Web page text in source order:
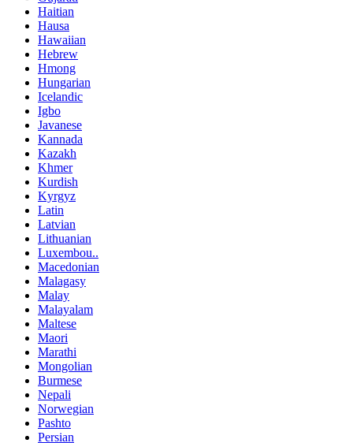
Haitian
Hausa
Hawaiian
Hebrew
Hmong
Hungarian
Icelandic
Igbo
Javanese
Kannada
Kazakh
Khmer
Kurdish
Kyrgyz
Latin
Latvian
Lithuanian
Luxembou..
Macedonian
Malagasy
Malay
Malayalam
Maltese
Maori
Marathi
Mongolian
Burmese
Nepali
Norwegian
Pashto
Persian